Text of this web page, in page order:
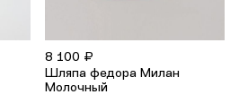
8 100 ₽
Шляпа федора Милан
Молочный